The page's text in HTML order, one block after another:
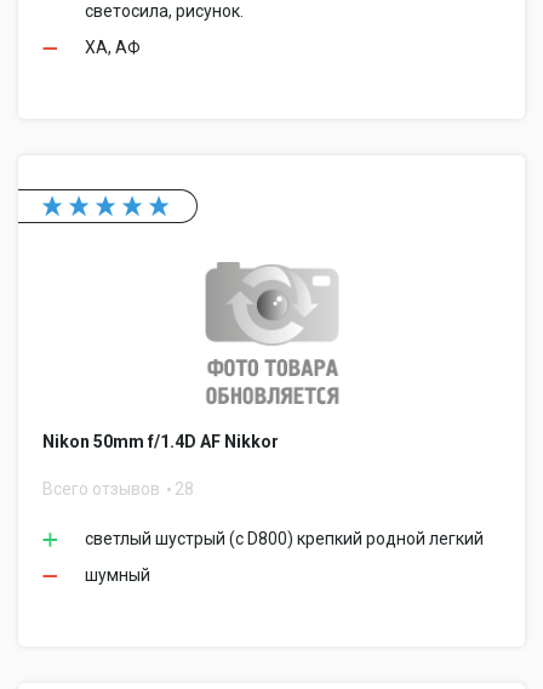
светосила, рисунок.
ХА, АФ
Nikon 50mm f/1.4D AF Nikkor
Всего отзывов 28
светлый шустрый (с D800) крепкий родной легкий
шумный